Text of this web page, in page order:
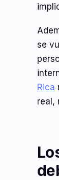
se
Rica
real,